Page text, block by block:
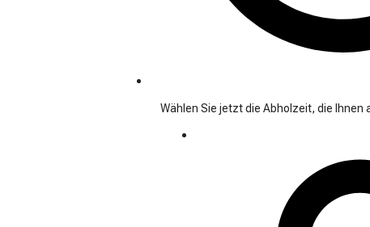
Wählen Sie jetzt die Abholzeit, die Ihnen